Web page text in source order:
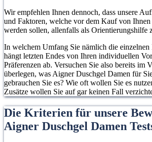
Wir empfehlen Ihnen dennoch, dass unsere
und Faktoren, welche vor dem Kauf von
werden sollen, allenfalls als Orientierungshilfe
In welchem Umfang Sie nämlich die einzelnen
hängt letzten Endes von Ihren individuellen
Präferenzen ab. Versuchen Sie also bereits im
überlegen, was Aigner Duschgel Damen für
gebrauchen Sie es? Wie oft wollen Sie es
Zusätze wollen Sie auf gar keinen Fall
Die Kriterien für unsere
Aigner Duschgel Damen